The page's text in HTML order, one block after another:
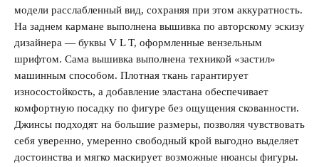
Забыли свой пароль?
модели расслабленный вид, сохраняя при этом аккуратность.
На заднем кармане выполнена вышивка по авторскому эскизу
дизайнера — буквы V L T, оформленные вензельным
шрифтом. Сама вышивка выполнена техникой «застил»
машинным способом. Плотная ткань гарантирует
износостойкость, а добавление эластана обеспечивает
комфортную посадку по фигуре без ощущения скованности.
Джинсы подходят на большие размеры, позволяя чувствовать
себя уверенно, умеренно свободный крой выгодно выделяет
достоинства и мягко маскирует возможные нюансы фигуры.